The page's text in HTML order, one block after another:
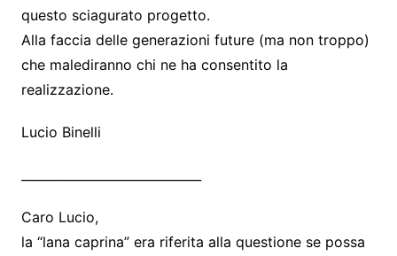
questo sciagurato progetto.
Alla faccia delle generazioni future (ma non troppo)
che malediranno chi ne ha consentito la
realizzazione.
Lucio Binelli
Caro Lucio,
la “lana caprina” era riferita alla questione se possa